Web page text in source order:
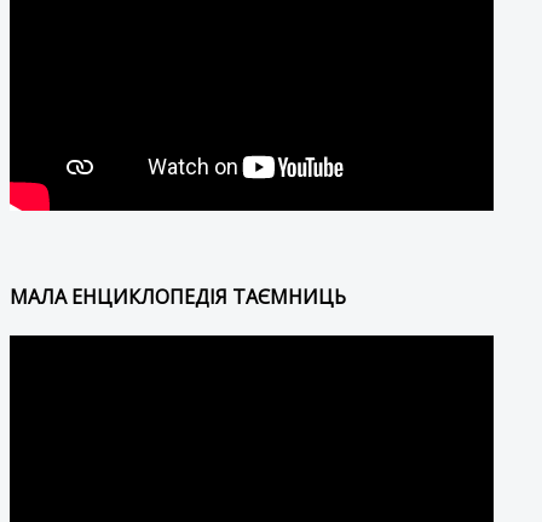
МАЛА ЕНЦИКЛОПЕДІЯ ТАЄМНИЦЬ